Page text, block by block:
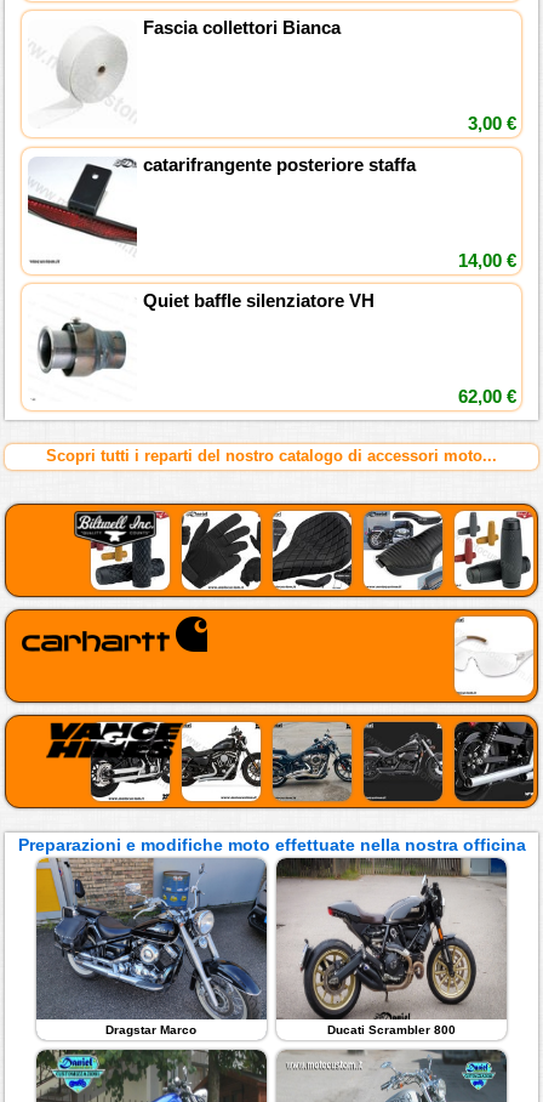
Fascia collettori Bianca
3,00 €
catarifrangente posteriore staffa
14,00 €
Quiet baffle silenziatore VH
62,00 €
Scopri tutti i reparti del nostro catalogo di accessori moto...
Preparazioni e modifiche moto effettuate nella nostra officina
Dragstar Marco Ducati Scrambler 800